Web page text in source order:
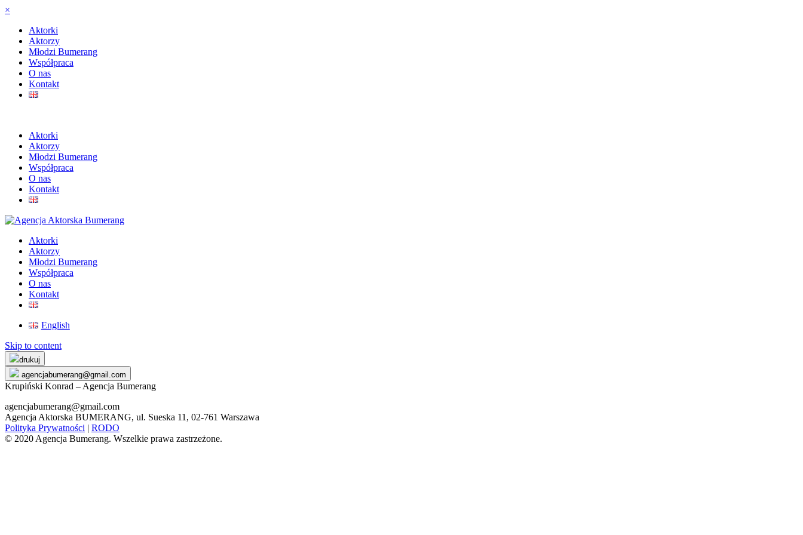
×
Aktorki
Aktorzy
Młodzi Bumerang
Współpraca
O nas
Kontakt
Aktorki
Aktorzy
Młodzi Bumerang
Współpraca
O nas
Kontakt
Aktorki
Aktorzy
Młodzi Bumerang
Współpraca
O nas
Kontakt
English
Skip to content
drukuj
agencjabumerang@gmail.com
Krupiński Konrad – Agencja Bumerang
agencjabumerang@gmail.com
Agencja Aktorska BUMERANG, ul. Sueska 11, 02-761 Warszawa
Polityka Prywatności | RODO
© 2020 Agencja Bumerang. Wszelkie prawa zastrzeżone.